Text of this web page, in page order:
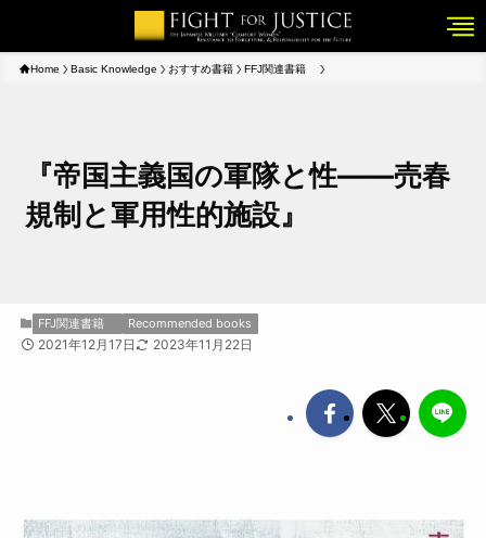
Home Basic Knowledge おすすめ書籍 FFJ関連書籍
『帝国主義国の軍隊と性――売春
規制と軍用性的施設』
FFJ関連書籍 Recommended books
2021年12月17日 2023年11月22日